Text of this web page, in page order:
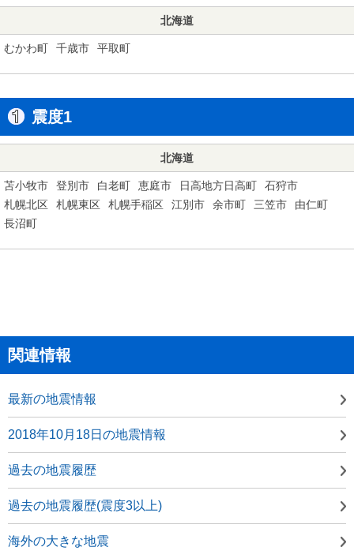
北海道
むかわ町 千歳市 平取町
震度1
北海道
苫小牧市 登別市 白老町 恵庭市 日高地方日高町
石狩市
札幌北区
札幌東区 札幌手稲区 江別市 余市町 三笠市
由仁町
長沼町
関連情報
最新の地震情報
2018年10月18日の地震情報
過去の地震履歴
過去の地震履歴(震度3以上)
海外の大きな地震